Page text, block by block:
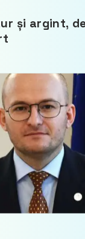
și argint,